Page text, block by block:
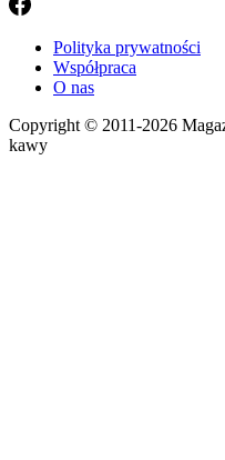
Polityka prywatności
Współpraca
O nas
Copyright © 2011-2026
kawy